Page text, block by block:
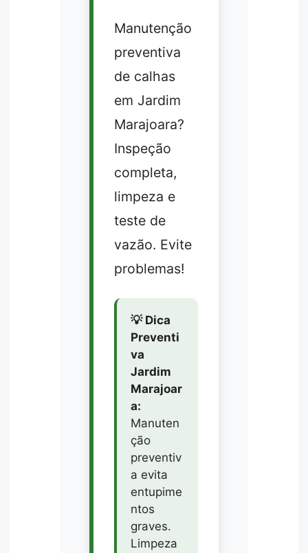
Manutenção
preventiva
de calhas
em Jardim
Marajoara?
Inspeção
completa,
limpeza e
teste de
vazão. Evite
problemas!
💡 Dica
Preventi
va
Jardim
Marajoar
a:
Manuten
ção
preventiv
a evita
entupime
ntos
graves.
Limpeza